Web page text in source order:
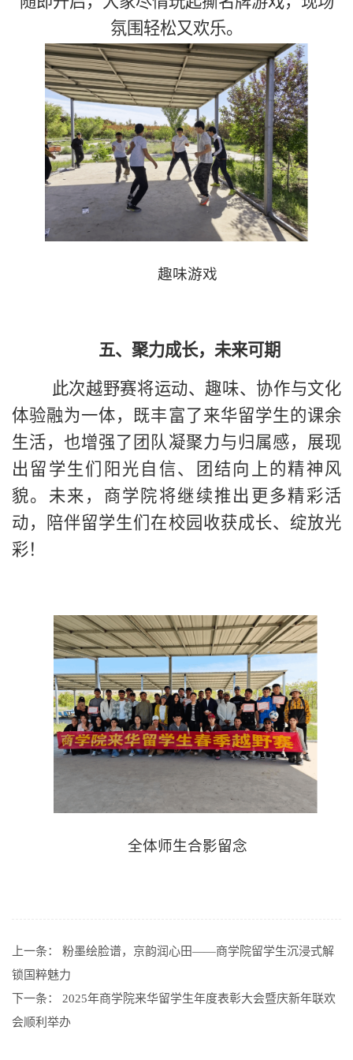
氛围轻松又欢乐。
趣味游戏
五、 聚力成长，未来可期
此次越野赛将运动、趣味、协作与文化
体验融为一体，既丰富了来华留学生的课余
生活，也增强了团队凝聚力与归属感，展现
出留学生们阳光自信、团结向上的精神风
貌。未来，商学院将继续推出更多精彩活
动，陪伴留学生们在校园收获成长、绽放光
彩！
全体师生合影留念
上一条： 粉墨绘脸谱，京韵润心田——商学院留学生沉浸式解
锁国粹魅力
下一条： 2025年商学院来华留学生年度表彰大会暨庆新年联欢
会顺利举办